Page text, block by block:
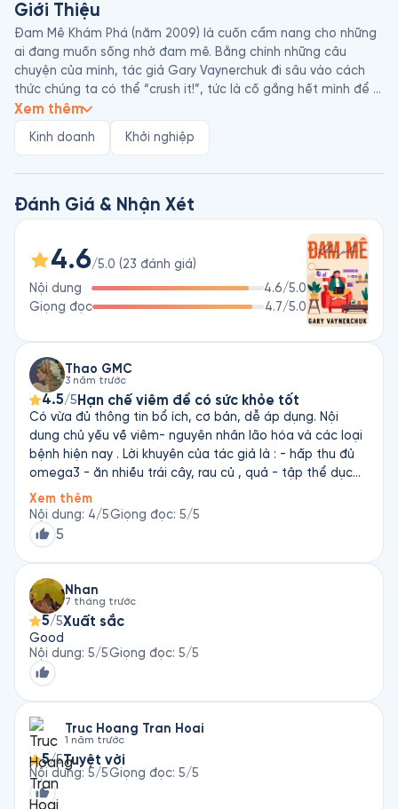
Giới Thiệu
Đam Mê Khám Phá (năm 2009) là cuốn cẩm nang cho những
ai đang muốn sống nhờ đam mê. Bằng chính những câu
chuyện của mình, tác giả Gary Vaynerchuk đi sâu vào cách
thức chúng ta có thể “crush it!”, tức là cố gắng hết mình để
sống với đam mê và kiếm tiền từ chính những điều ta yêu
Gary Vaynerchuk (sinh năm 1975) là doanh nhân và nhà đầu tư
chủ phương tiện truyền thông xã hội và kỹ thuật số. Ông được
biết đến lần đầu tiên khi phát triển công việc kinh doanh rượu
vang của gia đình, với vai trò chủ nhân của kênh YouTube
WineLibraryTV, chuyên cung cấp thông tin và lời khuyên về
mọi thứ liên quan đến rượu. Hiện ông đang điều hành
VaynerMedia - một agency về truyền thông xã hội và kỹ thuật
số. Ông cũng là tác giả của những cuốn sách nổi tiếng như
Đam Mê Khám Phá; Thế Giới Ảo, Thương Hiệu Thật; Nền Kinh
Tế Cảm Ơn; Jab, Jab, Jab, Right Hook (tạm dịch: Tấn Công
Liên Tục - Cách Kể Câu Chuyện Của Bạn Trong Một Thế Giới
Ồn Ào)...
Xem thêm
Kinh doanh Khởi nghiệp
Đánh Giá & Nhận Xét
4.6/5.0 (23 đánh giá)
Nội dung
4.6/5.0
Giọng đọc
4.7/5.0
Thao GMC
3 năm trước
4.5/5 Hạn chế viêm để có sức khỏe tốt
Có vừa đủ thông tin bổ ích, cơ bản, dễ áp dụng. Nội
dung chủ yếu về viêm- nguyên nhân lão hóa và các loại
bệnh hiện nay . Lời khuyên của tác giả là : - hấp thu đủ
omega3 - ăn nhiều trái cây, rau củ , quả - tập thể dục
Điểm đặc biệt: tác giả viết rất ngắn gọn, vào trọng tâm,
không hề lan man.
Xem thêm
Nội dung: 4/5Giọng đọc: 5/5
5
Nhan
7 tháng trước
5/5Xuất sắc
Good
Nội dung: 5/5Giọng đọc: 5/5
Truc Hoang Tran Hoai
1 năm trước
5/5Tuyệt vời
Nội dung: 5/5Giọng đọc: 5/5